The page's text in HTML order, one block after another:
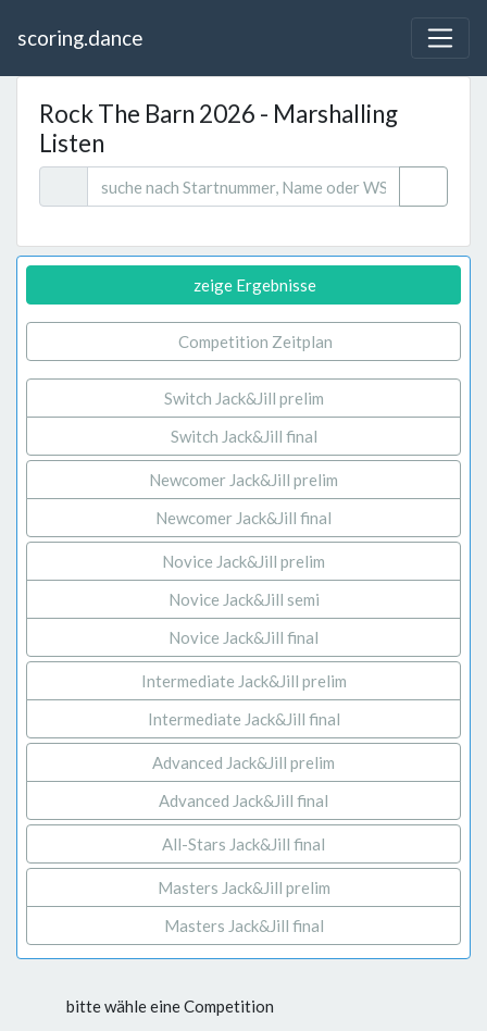
scoring.dance
Rock The Barn 2026 - Marshalling
Listen
zeige Ergebnisse
Competition Zeitplan
Switch Jack&Jill prelim
Switch Jack&Jill final
Newcomer Jack&Jill prelim
Newcomer Jack&Jill final
Novice Jack&Jill prelim
Novice Jack&Jill semi
Novice Jack&Jill final
Intermediate Jack&Jill prelim
Intermediate Jack&Jill final
Advanced Jack&Jill prelim
Advanced Jack&Jill final
All-Stars Jack&Jill final
Masters Jack&Jill prelim
Masters Jack&Jill final
bitte wähle eine Competition